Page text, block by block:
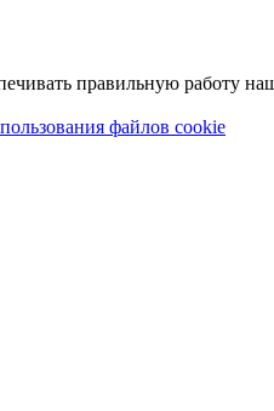
правильную работу
файлов cookie